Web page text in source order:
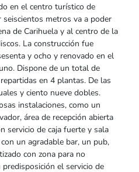
en el centro turístico de
metros va a poder
de Carihuela y al centro de la
La construcción fue
y ocho y renovado en el
Dispone de un total de
en 4 plantas. De las
y ciento nueve dobles.
instalaciones, como un
área de recepción abierta
servicio de caja fuerte y sala
un agradable bar, un pub,
con zona para no
el servicio de